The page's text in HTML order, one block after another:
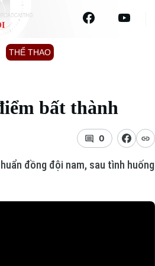
THỂ THAO
Quần vợt Sao
Điện ảnh
Thời trang
bất thành
0
đồng đội nam, sau tình huống